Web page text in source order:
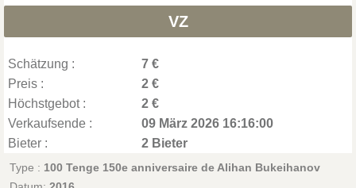
VZ
Schätzung :
7 €
Preis :
2 €
Höchstgebot :
2 €
Verkaufsende :
09 März 2026 16:16:00
Bieter :
2 Bieter
Type : 100 Tenge 150e anniversaire de Alihan Bukeihanov